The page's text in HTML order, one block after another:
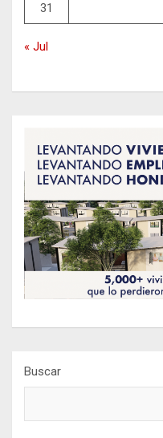
31
« Jul
Buscar